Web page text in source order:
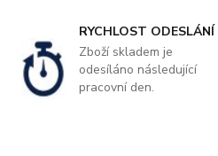
RYCHLOST ODESLÁNÍ
Zboží skladem je
odesíláno následující
pracovní den.